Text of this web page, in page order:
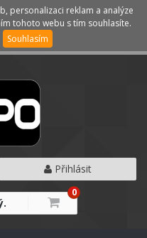
Menu
Přihlásit
0
personalizaci reklam a analýze
tohoto webu s tím souhlasíte.
Souhlasím